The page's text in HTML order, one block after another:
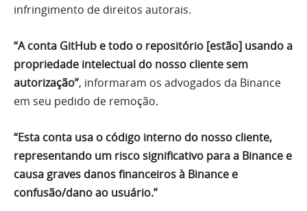
infringimento de direitos autorais.
“A conta GitHub e todo o repositório [estão] usando a
propriedade intelectual do nosso cliente sem
autorização”, informaram os advogados da Binance
em seu pedido de remoção.
“Esta conta usa o código interno do nosso cliente,
representando um risco significativo para a Binance e
causa graves danos financeiros à Binance e
confusão/dano ao usuário.”